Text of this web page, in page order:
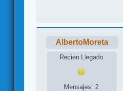
AlbertoMoreta
Recien Llegado
Mensajes: 2